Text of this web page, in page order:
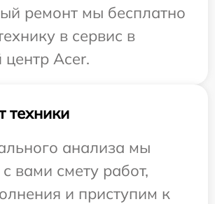
ремонт мы бесплатно
в сервис в
Acer.
техники
анализа мы
вами смету работ,
и приступим к